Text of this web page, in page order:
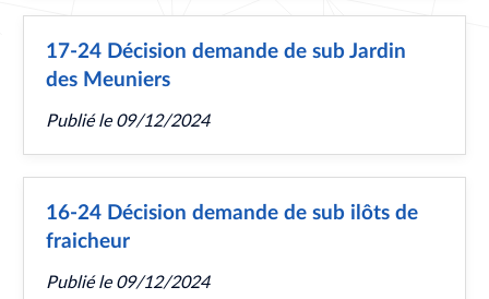
17-24 Décision demande de sub Jardin
des Meuniers
Publié le09/12/2024
16-24 Décision demande de sub ilôts de
fraicheur
Publié le09/12/2024